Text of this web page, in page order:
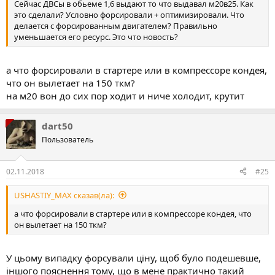
Сейчас ДВСы в обьеме 1,6 выдают то что выдавал м20в25. Как
это сделали? Условно форсировали + оптимизировали. Что
делается с форсированным двигателем? Правильно
уменьшается его ресурс. Это что новость?
а что форсировали в стартере или в компрессоре кондея,
что он вылетает на 150 ткм?
на м20 вон до сих пор ходит и ниче холодит, крутит
dart50
Пользователь
02.11.2018 #25
USHASTIY_MAX сказав(ла):
а что форсировали в стартере или в компрессоре кондея, что
он вылетает на 150 ткм?
У цьому випадку форсували ціну, щоб було подешевше,
іншого пояснення тому, що в мене практично такий